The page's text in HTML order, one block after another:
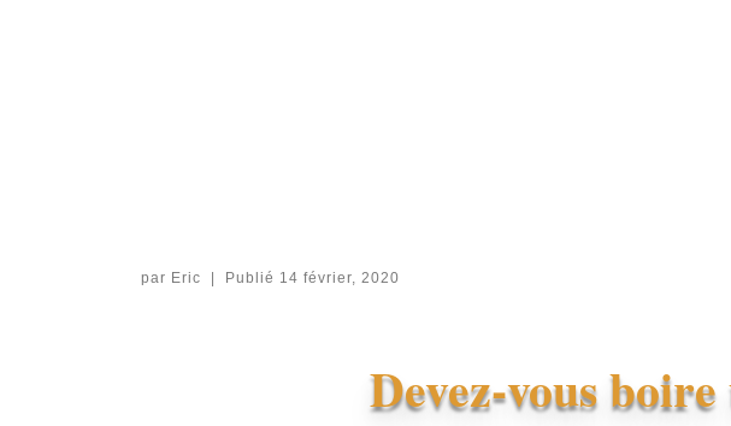
par Eric | Publié 14 février, 2020
Devez-vous